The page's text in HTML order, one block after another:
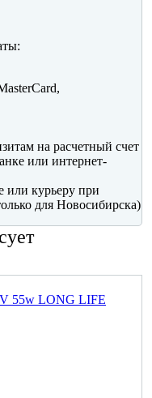
на расчетный счет
или интернет-
или курьеру при
для Новосибирска)